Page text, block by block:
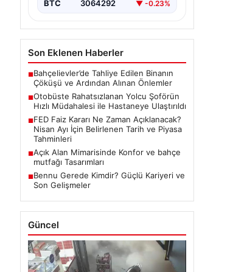
BTC 3064292 ▼ -0.23%
Son Eklenen Haberler
■Bahçelievler’de Tahliye Edilen Binanın
Çöküşü ve Ardından Alınan Önlemler
■Otobüste Rahatsızlanan Yolcu Şoförün
Hızlı Müdahalesi ile Hastaneye Ulaştırıldı
■FED Faiz Kararı Ne Zaman Açıklanacak?
Nisan Ayı İçin Belirlenen Tarih ve Piyasa
Tahminleri
■Açık Alan Mimarisinde Konfor ve bahçe
mutfağı Tasarımları
■Bennu Gerede Kimdir? Güçlü Kariyeri ve
Son Gelişmeler
Güncel